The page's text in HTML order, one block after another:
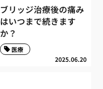
ブリッジ治療後の痛み
はいつまで続きます
か？
2025.06.20
医療